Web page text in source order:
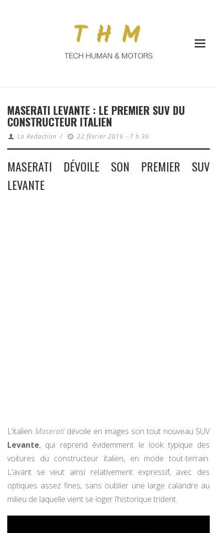
MASERATI LEVANTE : LE PREMIER SUV DU
CONSTRUCTEUR ITALIEN
La Redaction / 22 février 2016 - 7 h 36
MASERATI DÉVOILE SON PREMIER SUV
LEVANTE
L’italien Maserati dévoile en images son tout nouveau SUV
Levante, qui reprend évidemment le look typique des
voitures du constructeur italien, en mode tout-terrain.
L’avant se veut ainsi relativement expressif, avec des
optiques assez fines, sans oublier une large calandre au
milieu de laquelle vient se loger l’historique trident.